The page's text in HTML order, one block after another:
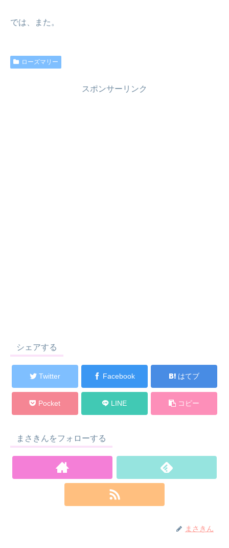
では、また。
ローズマリー
スポンサーリンク
シェアする
Twitter Facebook はてブ
Pocket LINE コピー
まさきんをフォローする
まさきん